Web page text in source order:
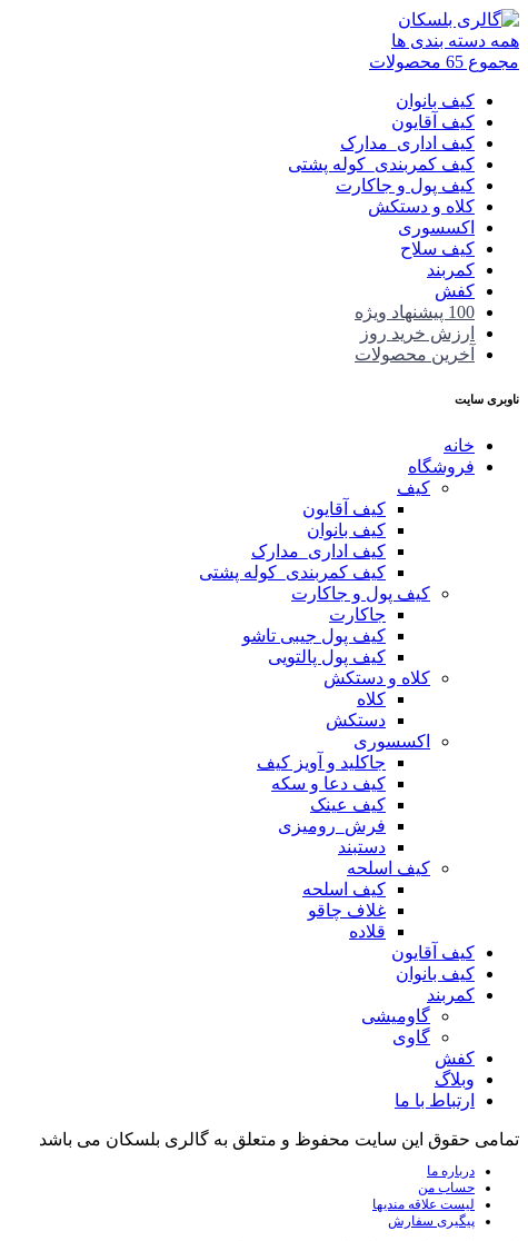
همه دسته بندی ها
مجموع 65 محصولات
کیف بانوان
کیف آقایون
کیف اداری_مدارک
کیف کمربندی_کوله پشتی
کیف پول و جاکارت
کلاه و دستکش
اکسسوری
کیف سلاح
کمربند
کفش
100 پیشنهاد ویژه
ارزش خرید روز
آخرین محصولات
ناوبری سایت
خانه
فروشگاه
کیف
کیف آقایون
کیف بانوان
کیف اداری_مدارک
کیف کمربندی_کوله پشتی
کیف پول و جاکارت
جاکارت
کیف پول جیبی تاشو
کیف پول پالتویی
کلاه و دستکش
کلاه
دستکش
اکسسوری
جاکلید و آویز کیف
کیف دعا و سکه
کیف عینک
فرش_رومیزی
دستبند
کیف اسلحه
کیف اسلحه
غلاف چاقو
قلاده
کیف آقایون
کیف بانوان
کمربند
گاومیشی
گاوی
کفش
وبلاگ
ارتباط با ما
تمامی حقوق این سایت محفوظ و متعلق به گالری بلسکان می باشد
درباره ما
حساب من
لیست علاقه مندیها
پیگیری سفارش